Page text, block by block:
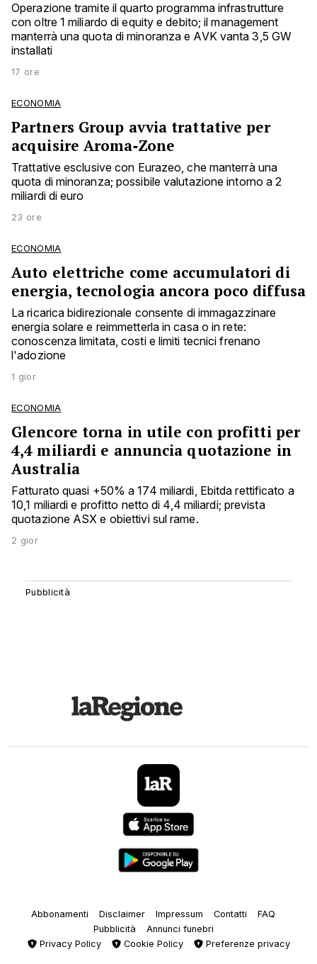
Operazione tramite il quarto programma infrastrutture
con oltre 1 miliardo di equity e debito; il management
manterrà una quota di minoranza e AVK vanta 3,5 GW
installati
17 ore
ECONOMIA
Partners Group avvia trattative per
acquisire Aroma‑Zone
Trattative esclusive con Eurazeo, che manterrà una
quota di minoranza; possibile valutazione intorno a 2
miliardi di euro
23 ore
ECONOMIA
Auto elettriche come accumulatori di
energia, tecnologia ancora poco diffusa
La ricarica bidirezionale consente di immagazzinare
energia solare e reimmetterla in casa o in rete:
conoscenza limitata, costi e limiti tecnici frenano
l'adozione
1 gior
ECONOMIA
Glencore torna in utile con profitti per
4,4 miliardi e annuncia quotazione in
Australia
Fatturato quasi +50% a 174 miliardi, Ebitda rettificato a
10,1 miliardi e profitto netto di 4,4 miliardi; prevista
quotazione ASX e obiettivi sul rame.
2 gior
Abbonamenti Disclaimer Impressum Contatti
FAQ
Pubblicità
Annunci funebri
Privacy Policy
Cookie Policy Preferenze privacy